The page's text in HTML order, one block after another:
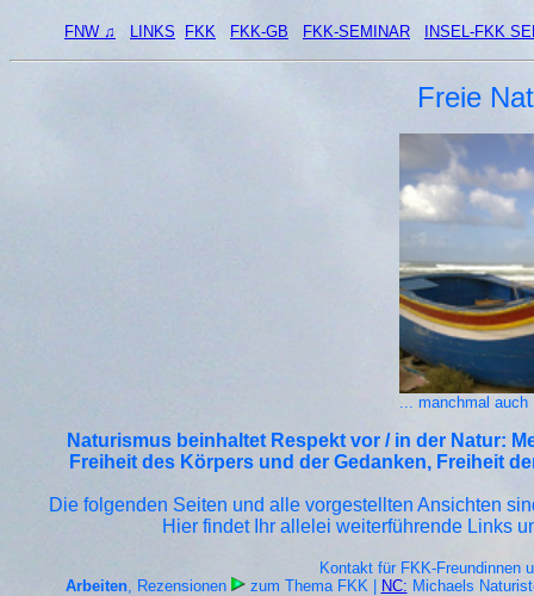
FNW ♫ LINKS FKK FKK-GB FKK-SEMINAR INSEL-FKK
Freie
... manchmal auch
Naturismus beinhaltet Respekt vor / in der Natur:
Freiheit des Körpers und der Gedanken, Freiheit
Die folgenden Seiten und alle vorgestellten Ansichten
Hier findet Ihr allelei weiterführende Links
Kontakt für FKK-Freundinnen
Arbeiten, Rezensionen zum Thema FKK | NC: Michaels